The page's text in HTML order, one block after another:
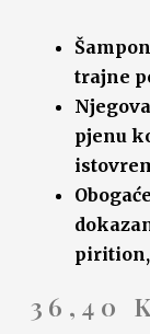
trajne
pjenu
36,40